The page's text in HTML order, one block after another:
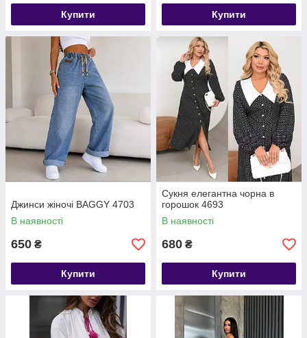
Купити Купити
Джинси жіночі BAGGY 4703
В наявності
650 ₴
Купити
Сукня елегантна чорна в
горошок 4693
В наявності
680 ₴
Купити